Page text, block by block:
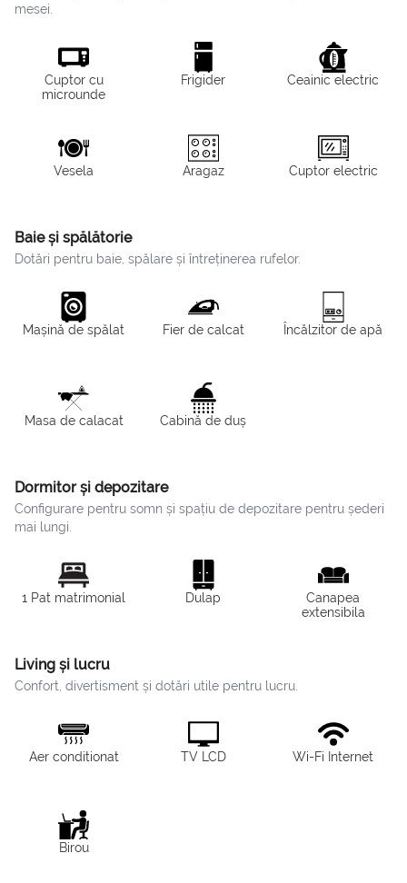
mesei.
Cuptor cu
microunde
Frigider Ceainic electric
Vesela Aragaz Cuptor electric
Baie și spălătorie
Dotări pentru baie, spălare și întreținerea rufelor.
Mașină de spălat Fier de calcat Încălzitor de apă
Masa de calacat Cabină de duș
Dormitor și depozitare
Configurare pentru somn și spațiu de depozitare pentru șederi
mai lungi.
1 Pat matrimonial Dulap
Canapea
extensibila
Living și lucru
Confort, divertisment și dotări utile pentru lucru.
Aer conditionat TV LCD Wi-Fi Internet
Birou